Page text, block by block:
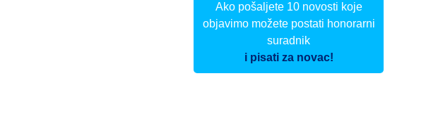
Ako pošaljete 10 novosti koje
objavimo možete postati honorarni
suradnik
i pisati za novac!